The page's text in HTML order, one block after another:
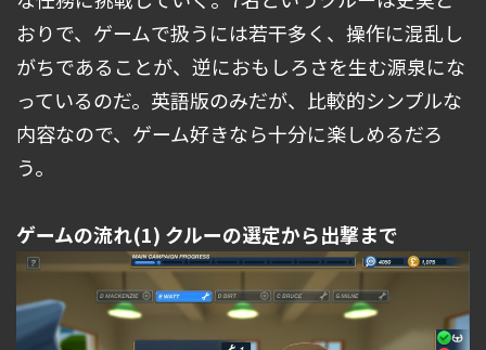
おりで、ゲームで扱うには若干多く、操作に混乱し
がちであることが、逆におもしろさを生む源泉にな
っているのだ。英語版のみだが、比較的シンプルな
内容なので、ゲーム好きなら十分に楽しめるだろ
う。
ゲームの流れ(1) クルーの選定から出撃まで